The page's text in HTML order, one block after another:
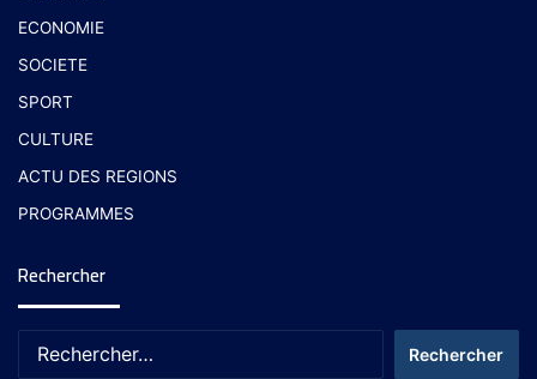
ECONOMIE
SOCIETE
SPORT
CULTURE
ACTU DES REGIONS
PROGRAMMES
Rechercher